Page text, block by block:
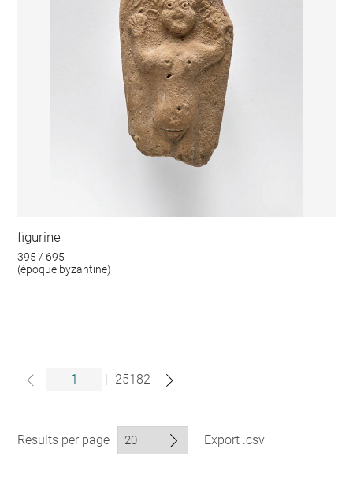
figurine
395 / 695
(époque byzantine)
| 25182
Results per page Export .csv